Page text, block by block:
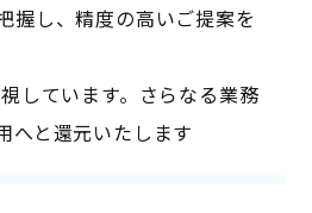
握し、精度の高いご提案を
しています。さらなる業務
へと還元いたします